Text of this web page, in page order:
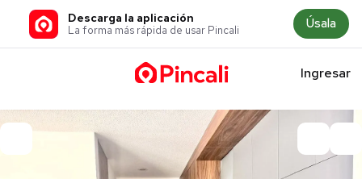
Descarga la aplicación
La forma más rápida de usar Pincali Úsala
Ingresar